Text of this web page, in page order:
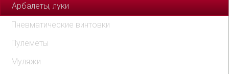
Арбалеты, луки
Пневматические винтовки
Пулеметы
Муляжи